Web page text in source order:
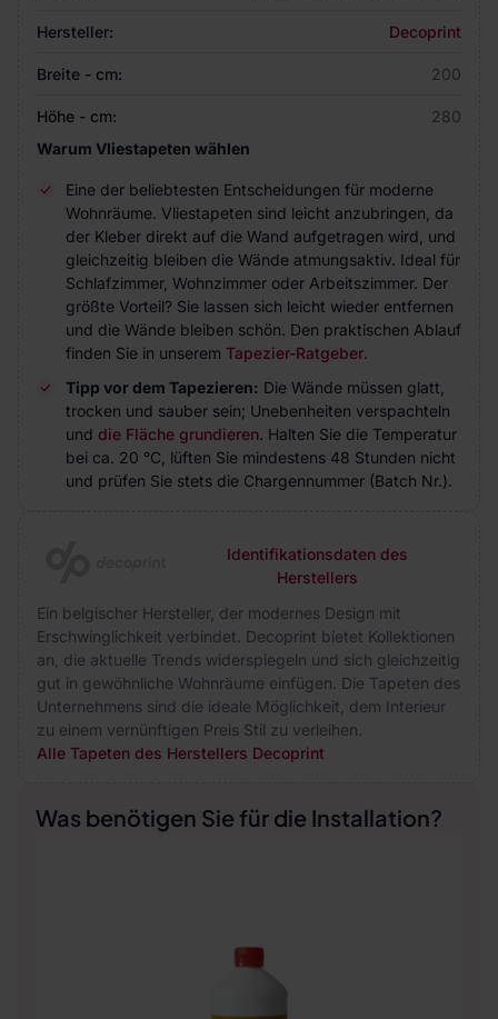
Hersteller: Decoprint
Breite - cm: 200
Höhe - cm:
280
Warum Vliestapeten wählen
Eine der beliebtesten Entscheidungen für moderne
Wohnräume. Vliestapeten sind leicht anzubringen, da
der Kleber direkt auf die Wand aufgetragen wird, und
gleichzeitig bleiben die Wände atmungsaktiv. Ideal für
Schlafzimmer, Wohnzimmer oder Arbeitszimmer. Der
größte Vorteil? Sie lassen sich leicht wieder entfernen
und die Wände bleiben schön. Den praktischen Ablauf
finden Sie in unserem Tapezier-Ratgeber.
Tipp vor dem Tapezieren: Die Wände müssen glatt,
trocken und sauber sein; Unebenheiten verspachteln
und die Fläche grundieren. Halten Sie die Temperatur
bei ca. 20 °C, lüften Sie mindestens 48 Stunden nicht
und prüfen Sie stets die Chargennummer (Batch Nr.).
Identifikationsdaten des
Herstellers
Ein belgischer Hersteller, der modernes Design mit
Erschwinglichkeit verbindet. Decoprint bietet Kollektionen
an, die aktuelle Trends widerspiegeln und sich gleichzeitig
gut in gewöhnliche Wohnräume einfügen. Die Tapeten des
Unternehmens sind die ideale Möglichkeit, dem Interieur
zu einem vernünftigen Preis Stil zu verleihen.
Alle Tapeten des Herstellers Decoprint
Was benötigen Sie für die Installation?